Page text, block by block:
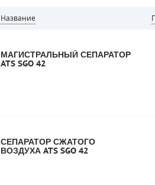
Название
МАГИСТРАЛЬНЫЙ СЕПАРАТОР
ATS SGO 42
СЕПАРАТОР СЖАТОГО
ВОЗДУХА ATS SGO 42